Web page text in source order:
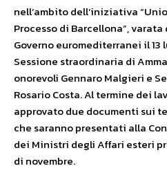
nell’ambito dell’iniziativa
Processo di Barcellona”,
Governo euromediterranei il 13
Sessione straordinaria di
onorevoli Gennaro Malgieri e
Rosario Costa. Al termine dei
approvato due documenti sui
che saranno presentati alla
dei Ministri degli Affari esteri
di novembre.